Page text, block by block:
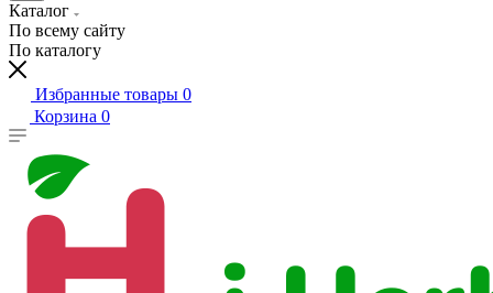
Каталог
По всему сайту
По каталогу
Избранные товары 0
Корзина 0